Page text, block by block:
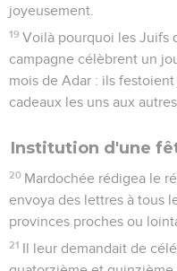
joyeusement.
19 Voilà pourquoi les Juifs
campagne célèbrent un
mois de Adar : ils
cadeaux les uns aux autres.
Institution d'une
20 Mardochée rédigea le
envoya des lettres à tous
provinces proches ou
21 Il leur demandait de